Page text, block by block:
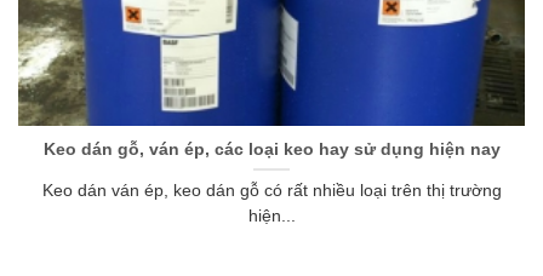
Keo dán gỗ, ván ép, các loại keo hay sử dụng hiện nay
Keo dán ván ép, keo dán gỗ có rất nhiều loại trên thị trường
hiện...